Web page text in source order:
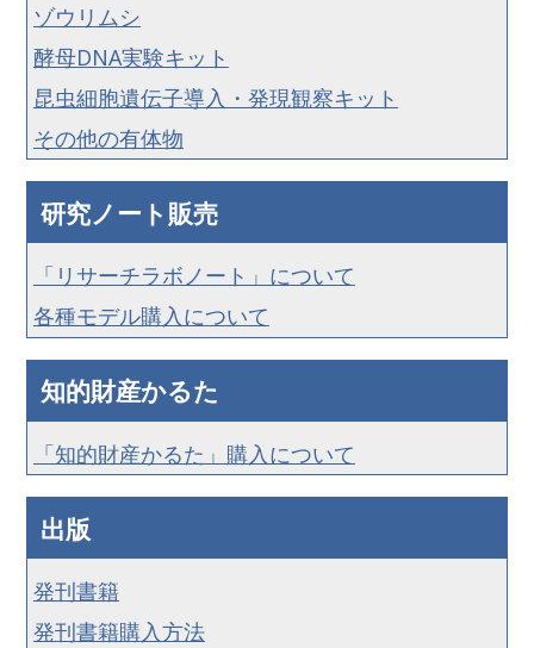
ゾウリムシ
酵母DNA実験キット
昆虫細胞遺伝子導入・発現観察キット
その他の有体物
研究ノート販売
「リサーチラボノート」について
各種モデル購入について
知的財産かるた
「知的財産かるた」購入について
出版
発刊書籍
発刊書籍購入方法